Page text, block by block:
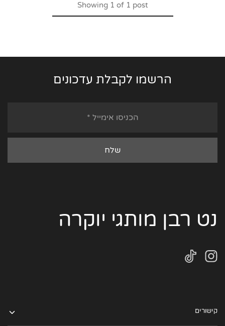
Showing1 of 1 post
הרשמו לקבלת עדכונים
נט רבן מותגי יוקרה
קישורים